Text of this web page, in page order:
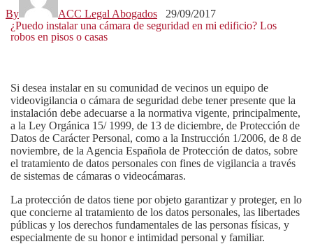
By ACC Legal Abogados
29/09/2017
¿Puedo instalar una cámara de seguridad en mi edificio? Los
robos en pisos o casas
Si desea instalar en su comunidad de vecinos un equipo de
videovigilancia o cámara de seguridad debe tener presente que la
instalación debe adecuarse a la normativa vigente, principalmente,
a la Ley Orgánica 15/ 1999, de 13 de diciembre, de Protección de
Datos de Carácter Personal, como a la Instrucción 1/2006, de 8 de
noviembre, de la Agencia Española de Protección de datos, sobre
el tratamiento de datos personales con fines de vigilancia a través
de sistemas de cámaras o videocámaras.
La protección de datos tiene por objeto garantizar y proteger, en lo
que concierne al tratamiento de los datos personales, las libertades
públicas y los derechos fundamentales de las personas físicas, y
especialmente de su honor e intimidad personal y familiar.